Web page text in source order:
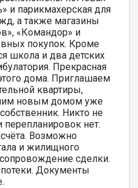
и парикмахерская для
а также магазины
«Командор» и
покупок. Кроме
школа и два детских
Прекрасная
дома. Приглашаем
квартиры,
новым домом уже
Никто не
нет.
Возможно
и жилищного
сделки.
Документы